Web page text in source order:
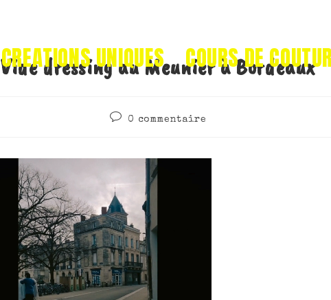
CREATIONS UNIQUES COURS DE
Vide dressing au Meunier à Bordeaux
0 commentaire